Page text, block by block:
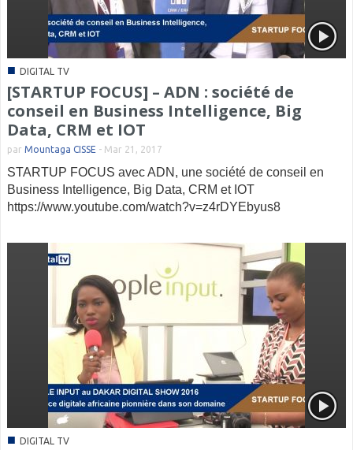
■ DIGITAL TV
[STARTUP FOCUS] – ADN : société de
conseil en Business Intelligence, Big
Data, CRM et IOT
par Mountaga CISSE - Mar 21, 2017
STARTUP FOCUS avec ADN, une société de conseil en
Business Intelligence, Big Data, CRM et IOT
https://www.youtube.com/watch?v=z4rDYEbyus8
■ DIGITAL TV